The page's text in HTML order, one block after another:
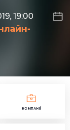
19:00
КОМПАНІЇ